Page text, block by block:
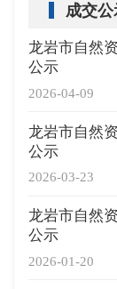
成交公
2026-04-09
龙岩市自然
公示
2026-03-23
龙岩市自然
公示
2026-01-20
龙岩市自然
公示